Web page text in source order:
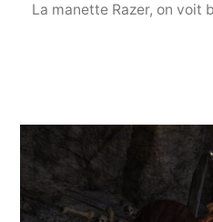
La manette Razer, on voit